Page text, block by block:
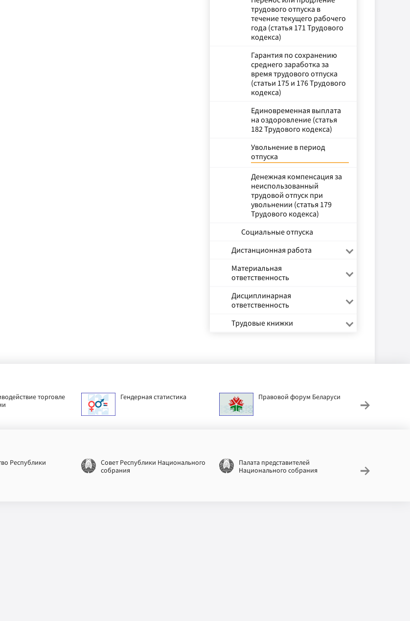
трудового отпуска в
течение текущего рабочего
года (статья 171 Трудового
кодекса)
Гарантия по сохранению
среднего заработка за
время трудового отпуска
(статьи 175 и 176 Трудового
кодекса)
Единовременная выплата
на оздоровление (статья
182 Трудового кодекса)
Увольнение в период
отпуска
Денежная компенсация за
неиспользованный
трудовой отпуск при
увольнении (статья 179
Трудового кодекса)
Социальные отпуска
Дистанционная работа
Материальная
ответственность
Дисциплинарная
ответственность
Трудовые книжки
торговле
Гендерная статистика Правовой форум Беларуси
Республики
Совет Республики Национального
собрания
Палата представителей
Национального собрания